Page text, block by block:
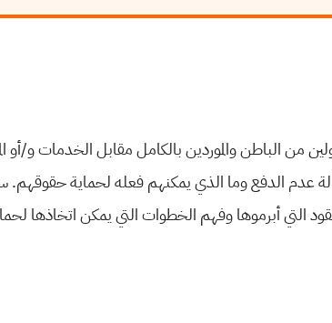
من الباطن والموردين بالكامل مقابل الخدمات و/أو
عدم الدفع وما الذي يمكنهم فعله لحماية
التي أبرموها وفهم الخطوات التي يمكن اتخاذها